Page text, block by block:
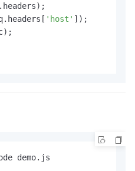
headers);
headers [ 'host' ]);
demo.js